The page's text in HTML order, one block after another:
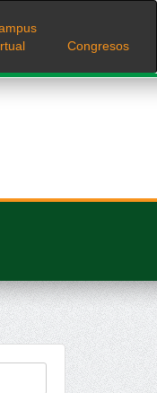
Congresos